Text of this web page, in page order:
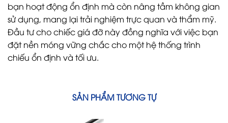
bạn hoạt động ổn định mà còn nâng tầm không gian
sử dụng, mang lại trải nghiệm trực quan và thẩm mỹ.
Đầu tư cho chiếc giá đỡ này đồng nghĩa với việc bạn
đặt nền móng vững chắc cho một hệ thống trình
chiếu ổn định và tối ưu.
SẢN PHẨM TƯƠNG TỰ